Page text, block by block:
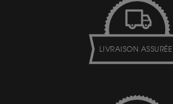
LIVRAISON ASSURÉE